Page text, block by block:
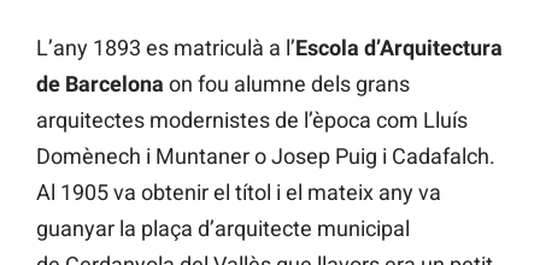
L’any 1893 es matriculà a l’Escola d’Arquitectura
de Barcelona on fou alumne dels grans
arquitectes modernistes de l’època com Lluís
Domènech i Muntaner o Josep Puig i Cadafalch.
Al 1905 va obtenir el títol i el mateix any va
guanyar la plaça d’arquitecte municipal